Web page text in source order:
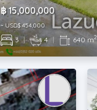
฿ 15,000,000
~ USD$ 454,000
3 | 4 | 640 m2